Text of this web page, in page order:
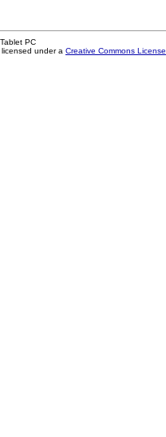
PC
under a Creative Commons License